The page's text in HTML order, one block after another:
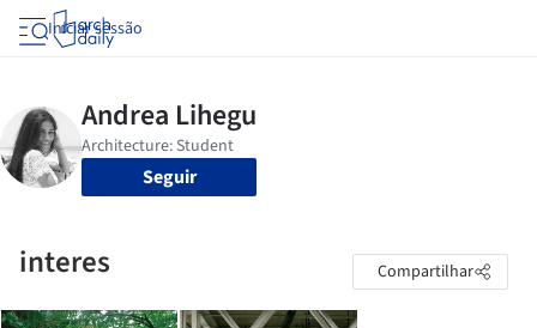
Iniciar sessão
Seguir
interes Compartilhar